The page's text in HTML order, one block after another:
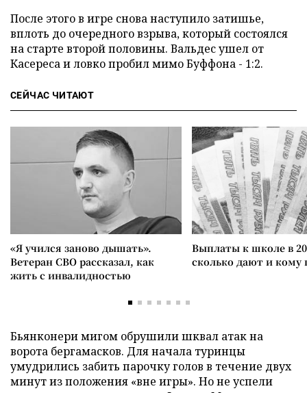
После этого в игре снова наступило затишье,
вплоть до очередного взрыва, который состоялся
на старте второй половины. Вальдес ушел от
Касереса и ловко пробил мимо Буффона - 1:2.
СЕЙЧАС ЧИТАЮТ
«Я учился заново дышать».
Ветеран СВО рассказал, как
жить с инвалидностью
Выплаты к школе в
сколько дают и
Бьянконери мигом обрушили шквал атак на
ворота бергамасков. Для начала туринцы
умудрились забить парочку голов в течение двух
минут из положения «вне игры». Но не успели